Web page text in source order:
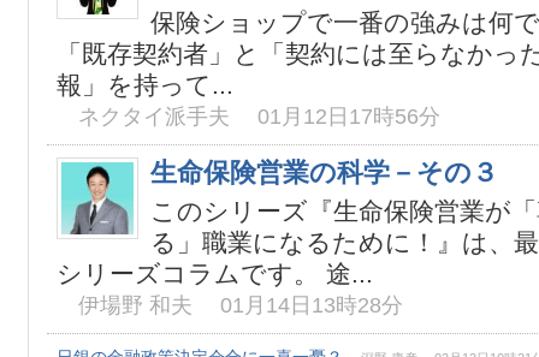
保険ショップで一番の強みは何
「既存契約者」と「契約には至らなかっ
報」を持って...
ネクタイ派手夫 01月12日17時56分
生命保険営業の科学－その３
このシリーズ『生命保険営業が
る」職業になるために！』は、
シリーズコラムです。 途...
伊場野 和夫 01月14日13時28分